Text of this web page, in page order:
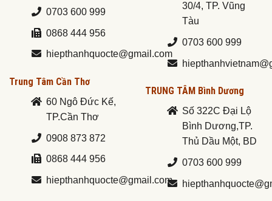
0703 600 999
0868 444 956
hiepthanhquocte@gmail.com
Trung Tâm Cần Thơ
60 Ngô Đức Kế,
TP.Cần Thơ
0908 873 872
0868 444 956
hiepthanhquocte@gmail.com
30/4, TP. Vũng
Tàu
0703 600 999
TRUNG TÂM Bình Dương
Số 322C Đại Lộ
Bình Dương,TP.
Thủ Dầu Một, BD
0703 600 999